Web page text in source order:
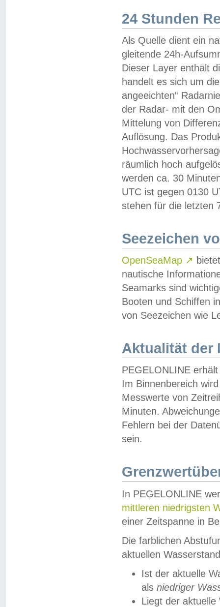
24 Stunden
Als Quelle dient ein
gleitende 24h-
Dieser Layer enthält
handelt es sich um
angeeichten“
der Radar- mit den
Mittelung von
Auflösung. Das
räumlich hoch
werden ca. 30
UTC ist gegen 0130
stehen für die letzten
Seezeichen
OpenSeaMap ↗
nautische
Seamarks sind
Booten und Schiffen
von Seezeichen wie
Aktualität der
PEGELONLINE
Im Binnenbereich
Messwerte von
Minuten.
Fehlern bei der
sein.
In PEGELONLINE
mittleren niedrigsten
einer Zeitspanne in
Die farblichen
aktuellen
Ist der aktuelle
als niedriger
Liegt der